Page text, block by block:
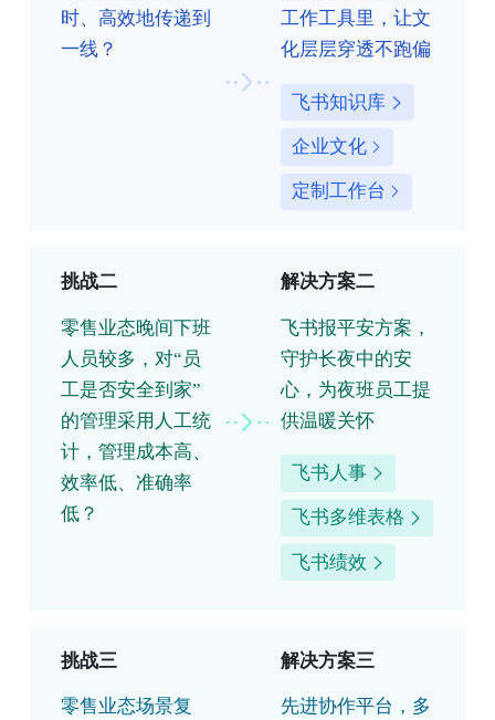
时、高效地传递到
一线？
工作工具里，让文
化层层穿透不跑偏
飞书知识库
企业文化
定制工作台
挑战二
零售业态晚间下班
人员较多，对“员
工是否安全到家”
的管理采用人工统
计，管理成本高、
效率低、准确率
低？
解决方案二
飞书报平安方案，
守护长夜中的安
心，为夜班员工提
供温暖关怀
飞书人事
飞书多维表格
飞书绩效
挑战三
零售业态场景复
解决方案三
先进协作平台，多